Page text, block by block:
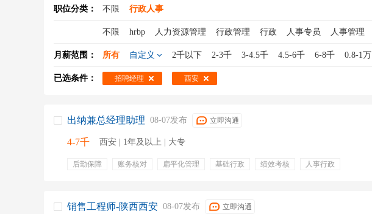
职位分类： 不限 行政人事
不限 hrbp 人力资源管理 行政管理 行政 人事专员 人事管理
人事主管
人事经理 高级人力资源管理师 人事助理 人力资源总监
月薪范围： 所有 自定义 2千以下 2-3千 3-4.5千 4.5-6千 6-8千 0.8-1万
已选条件： 招聘经理 西安
出纳兼总经理助理 08-07发布 立即沟通
4-7千 西安 | 1年及以上 | 大专
后勤保障 账务核对 扁平化管理 基础行政 绩效考核
人事行政
津贴
销售工程师-陕西西安 08-07发布 立即沟通